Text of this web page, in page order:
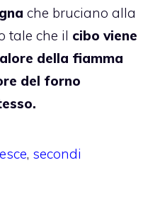
che bruciano alla
tale che il cibo viene
della fiamma
del forno
, secondi